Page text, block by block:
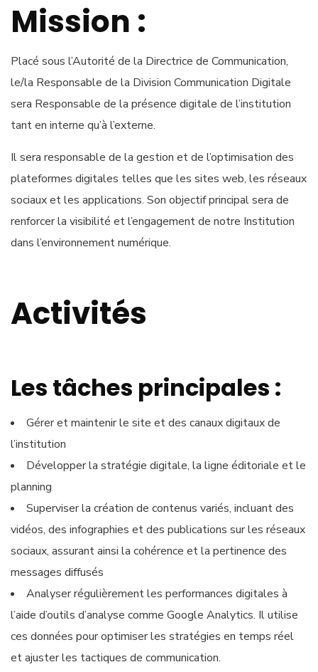
Mission :
Placé sous l’Autorité de la Directrice de Communication,
le/la Responsable de la Division Communication Digitale
sera Responsable de la présence digitale de l’institution
tant en interne qu’à l’externe.
Il sera responsable de la gestion et de l’optimisation des
plateformes digitales telles que les sites web, les réseaux
sociaux et les applications. Son objectif principal sera de
renforcer la visibilité et l’engagement de notre Institution
dans l’environnement numérique.
Activités
Les tâches principales :
Gérer et maintenir le site et des canaux digitaux de
l’institution
Développer la stratégie digitale, la ligne éditoriale et le
planning
Superviser la création de contenus variés, incluant des
vidéos, des infographies et des publications sur les réseaux
sociaux, assurant ainsi la cohérence et la pertinence des
messages diffusés
Analyser régulièrement les performances digitales à
l’aide d’outils d’analyse comme Google Analytics. Il utilise
ces données pour optimiser les stratégies en temps réel
et ajuster les tactiques de communication.